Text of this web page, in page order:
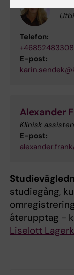
Telefon:
+46852483308
E-post:
Alexander
Klinisk
E-post:
studiegång,
återupptag -
Liselott